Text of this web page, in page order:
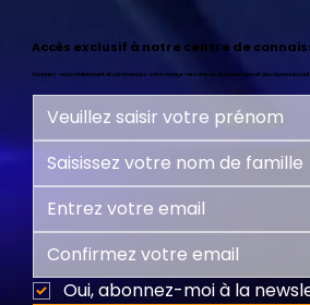
Accès exclusif à notre centre de
Abonnez-vous maintenant et commencez votre voyage vers une vie plus heureuse et plus
Oui, abonnez-moi à la